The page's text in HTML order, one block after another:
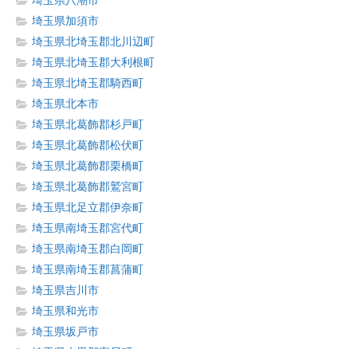
埼玉県加須市
埼玉県北埼玉郡北川辺町
埼玉県北埼玉郡大利根町
埼玉県北埼玉郡騎西町
埼玉県北本市
埼玉県北葛飾郡杉戸町
埼玉県北葛飾郡松伏町
埼玉県北葛飾郡栗橋町
埼玉県北葛飾郡鷲宮町
埼玉県北足立郡伊奈町
埼玉県南埼玉郡宮代町
埼玉県南埼玉郡白岡町
埼玉県南埼玉郡菖蒲町
埼玉県吉川市
埼玉県和光市
埼玉県坂戸市